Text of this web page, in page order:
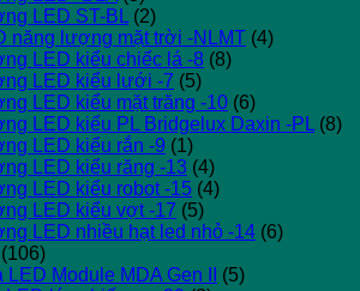
LED ST-BL (2)
năng lượng mặt trời -NLMT (4)
LED kiểu chiếc lá -8 (8)
LED kiểu lưới -7 (5)
LED kiểu mặt trăng -10 (6)
LED kiểu PL Bridgelux Daxin -PL (8)
LED kiểu rắn -9 (1)
LED kiểu răng -13 (4)
LED kiểu robot -15 (4)
LED kiểu vợt -17 (5)
LED nhiều hạt led nhỏ -14 (6)
(106)
Module MDA Gen II
(5)